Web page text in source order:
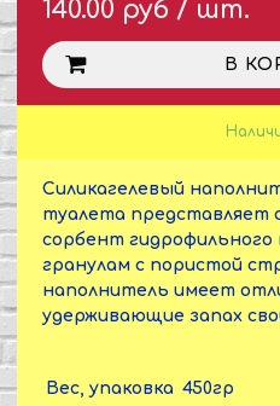
140.00 руб / шт.
В
Силикагелевый
туалета представляет
сорбент гидрофильного
гранулам с пористой
наполнитель имеет
удерживающие запах
Вес, упаковка 450гр